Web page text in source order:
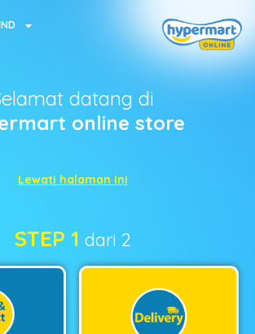
datang di
online store
Lewati halaman ini
STEP 1 dari 2